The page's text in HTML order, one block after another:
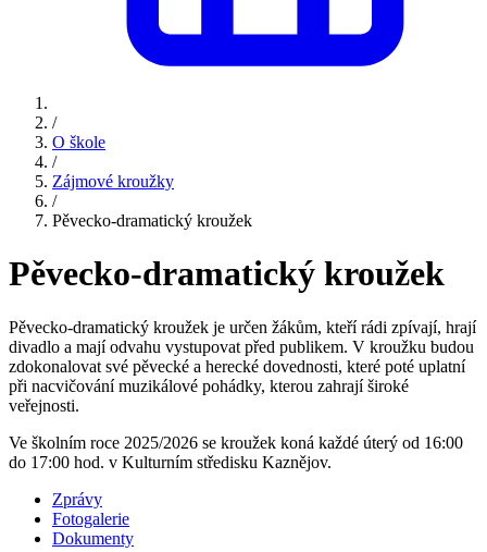
/
O škole
/
Zájmové kroužky
/
Pěvecko-dramatický kroužek
Pěvecko-dramatický kroužek
Pěvecko-dramatický kroužek je určen žákům, kteří rádi zpívají, hrají
divadlo a mají odvahu vystupovat před publikem. V kroužku budou
zdokonalovat své pěvecké a herecké dovednosti, které poté uplatní
při nacvičování muzikálové pohádky, kterou zahrají široké
veřejnosti.
Ve školním roce 2025/2026 se kroužek koná každé úterý od 16:00
do 17:00 hod. v Kulturním středisku Kaznějov.
Zprávy
Fotogalerie
Dokumenty